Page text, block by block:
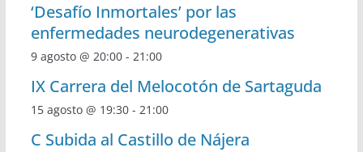
‘Desafío Inmortales’ por las
enfermedades neurodegenerativas
9 agosto @ 20:00- 21:00
IX Carrera del Melocotón de Sartaguda
15 agosto @ 19:30- 21:00
C Subida al Castillo de Nájera